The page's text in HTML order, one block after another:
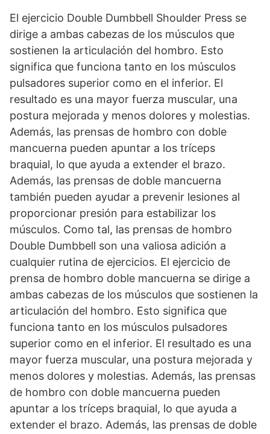
El ejercicio Double Dumbbell Shoulder Press se
dirige a ambas cabezas de los músculos que
sostienen la articulación del hombro. Esto
significa que funciona tanto en los músculos
pulsadores superior como en el inferior. El
resultado es una mayor fuerza muscular, una
postura mejorada y menos dolores y molestias.
Además, las prensas de hombro con doble
mancuerna pueden apuntar a los tríceps
braquial, lo que ayuda a extender el brazo.
Además, las prensas de doble mancuerna
también pueden ayudar a prevenir lesiones al
proporcionar presión para estabilizar los
músculos. Como tal, las prensas de hombro
Double Dumbbell son una valiosa adición a
cualquier rutina de ejercicios. El ejercicio de
prensa de hombro doble mancuerna se dirige a
ambas cabezas de los músculos que sostienen la
articulación del hombro. Esto significa que
funciona tanto en los músculos pulsadores
superior como en el inferior. El resultado es una
mayor fuerza muscular, una postura mejorada y
menos dolores y molestias. Además, las prensas
de hombro con doble mancuerna pueden
apuntar a los tríceps braquial, lo que ayuda a
extender el brazo. Además, las prensas de doble